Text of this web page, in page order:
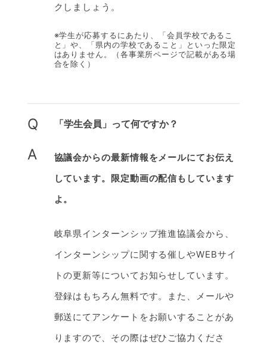
クしましょう。
※学生が応募するにあたり、「会員学校であるこ
と」や、「県内の学校であること」といった限定
はありません。（各事業所ページで記載がある場
合を除く）
Q 「学生会員」って何ですか？
A
協議会からの最新情報をメールにてお伝え
しています。限定動画の配信もしています
よ。
岐阜県インターンシップ推進協議会から、
インターンシップに関する催しやWEBサイ
トの更新等についてお知らせしています。
登録はもちろん無料です。また、メールや
郵送にてアンケートをお願いすることがあ
りますので、その際はぜひご協力くださ